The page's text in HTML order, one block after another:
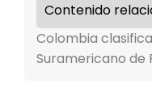
Contenido
Colombia
Suramericano de